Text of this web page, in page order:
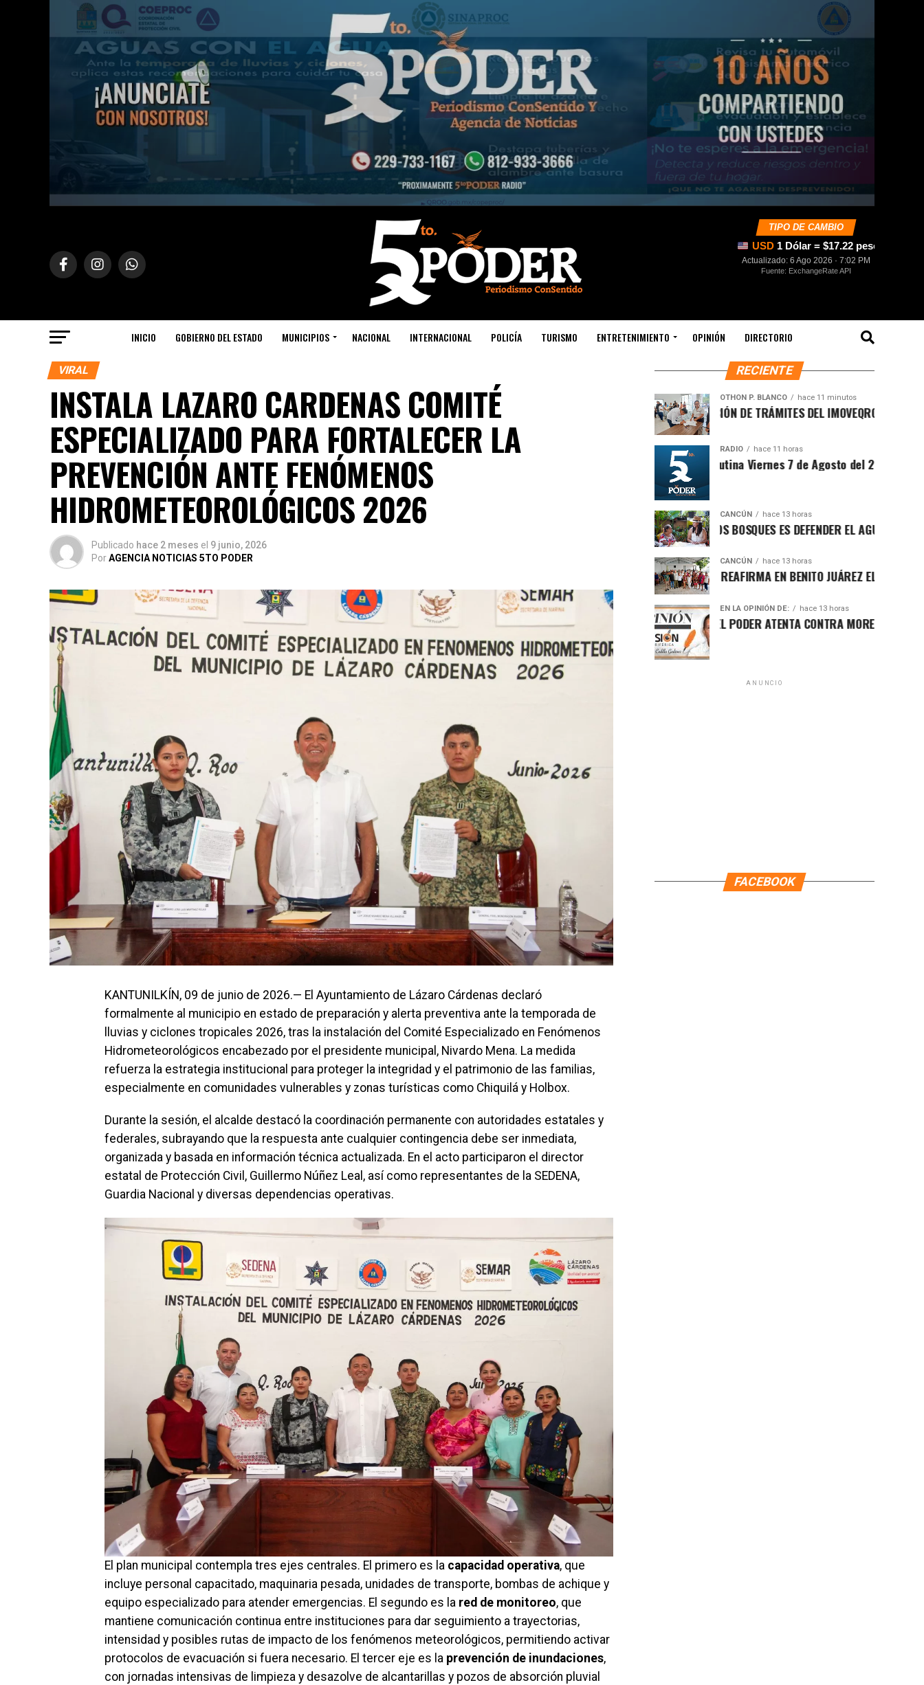
TIPO DE CAMBIO
USD 1 Dólar = $17.22 pesos
Actualizado: 6 Ago 2026 · 7:02 PM
Fuente: ExchangeRate API
INICIO GOBIERNO DEL ESTADO MUNICIPIOS NACIONAL INTERNACIONAL POLICÍA TURISMO ENTRETENIMIENTO OPINIÓN DIRECTORIO
VIRAL
INSTALA LAZARO CARDENAS COMITÉ
ESPECIALIZADO PARA FORTALECER LA
PREVENCIÓN ANTE FENÓMENOS
HIDROMETEOROLÓGICOS 2026
Publicado hace 2 meses el 9 junio, 2026
PorAGENCIA NOTICIAS 5TO PODER
KANTUNILKÍN, 09 de junio de 2026.— El Ayuntamiento de Lázaro Cárdenas declaró
formalmente al municipio en estado de preparación y alerta preventiva ante la temporada de
lluvias y ciclones tropicales 2026, tras la instalación del Comité Especializado en Fenómenos
Hidrometeorológicos encabezado por el presidente municipal, Nivardo Mena. La medida
refuerza la estrategia institucional para proteger la integridad y el patrimonio de las familias,
especialmente en comunidades vulnerables y zonas turísticas como Chiquilá y Holbox.
Durante la sesión, el alcalde destacó la coordinación permanente con autoridades estatales y
federales, subrayando que la respuesta ante cualquier contingencia debe ser inmediata,
organizada y basada en información técnica actualizada. En el acto participaron el director
estatal de Protección Civil, Guillermo Núñez Leal, así como representantes de la SEDENA,
Guardia Nacional y diversas dependencias operativas.
El plan municipal contempla tres ejes centrales. El primero es la capacidad operativa, que
incluye personal capacitado, maquinaria pesada, unidades de transporte, bombas de achique y
equipo especializado para atender emergencias. El segundo es la red de monitoreo, que
mantiene comunicación continua entre instituciones para dar seguimiento a trayectorias,
intensidad y posibles rutas de impacto de los fenómenos meteorológicos, permitiendo activar
protocolos de evacuación si fuera necesario. El tercer eje es la prevención de inundaciones,
con jornadas intensivas de limpieza y desazolve de alcantarillas y pozos de absorción pluvial
RECIENTE
OTHON P. BLANCO hace 11 minutos
MODERNIZACIÓN DE TRÁMITES DEL IMOVEQROO ACERCA
RADIO hace 11 horas
Sintesis Matutina Viernes 7 de Agosto del 2026
CANCÚN hace 13 horas
PROTEGER LOS BOSQUES ES DEFENDER EL AGUA Y EL FUTURO
CANCÚN hace 13 horas
RAFA MARÍN REAFIRMA EN BENITO JUÁREZ EL LLAMADO A
EN LA OPINIÓN DE: hace 13 horas
LUCHA POR EL PODER ATENTA CONTRA MORENA EN Q.ROO
ANUNCIO
FACEBOOK